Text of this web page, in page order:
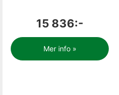
15 836:-
Mer info »